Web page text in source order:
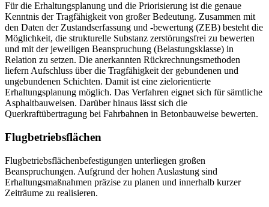
Für die Erhaltungsplanung und die Priorisierung ist die genaue
Kenntnis der Tragfähigkeit von großer Bedeutung. Zusammen mit
den Daten der Zustandserfassung und -bewertung (ZEB) besteht die
Möglichkeit, die strukturelle Substanz zerstörungsfrei zu bewerten
und mit der jeweiligen Beanspruchung (Belastungsklasse) in
Relation zu setzen. Die anerkannten Rückrechnungsmethoden
liefern Aufschluss über die Tragfähigkeit der gebundenen und
ungebundenen Schichten. Damit ist eine zielorientierte
Erhaltungsplanung möglich. Das Verfahren eignet sich für sämtliche
Asphaltbauweisen. Darüber hinaus lässt sich die
Querkraftübertragung bei Fahrbahnen in Betonbauweise bewerten.
Flugbetriebsflächen
Flugbetriebsflächenbefestigungen unterliegen großen
Beanspruchungen. Aufgrund der hohen Auslastung sind
Erhaltungsmaßnahmen präzise zu planen und innerhalb kurzer
Zeiträume zu realisieren.